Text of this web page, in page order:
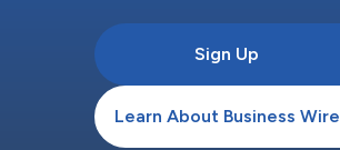
Sign Up
Learn About Business Wire